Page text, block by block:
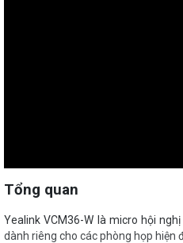
Tổng quan
Yealink VCM36-W là micro hội
dành riêng cho các phòng họp hiện